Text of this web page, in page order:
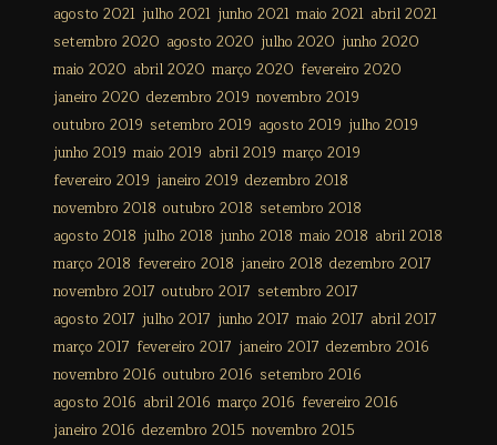
agosto 2021 julho 2021 junho 2021 maio 2021 abril 2021
setembro 2020 agosto 2020 julho 2020 junho 2020
maio 2020 abril 2020 março 2020 fevereiro 2020
janeiro 2020 dezembro 2019 novembro 2019
outubro 2019 setembro 2019 agosto 2019 julho 2019
junho 2019 maio 2019 abril 2019 março 2019
fevereiro 2019 janeiro 2019 dezembro 2018
novembro 2018 outubro 2018 setembro 2018
agosto 2018 julho 2018 junho 2018 maio 2018 abril 2018
março 2018 fevereiro 2018 janeiro 2018 dezembro 2017
novembro 2017 outubro 2017 setembro 2017
agosto 2017 julho 2017 junho 2017 maio 2017 abril 2017
março 2017 fevereiro 2017 janeiro 2017 dezembro 2016
novembro 2016 outubro 2016 setembro 2016
agosto 2016 abril 2016 março 2016 fevereiro 2016
janeiro 2016 dezembro 2015 novembro 2015